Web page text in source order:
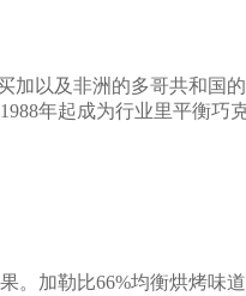
加以及非洲的多哥共和国
年起成为行业里平衡巧
。加勒比66%均衡烘烤味